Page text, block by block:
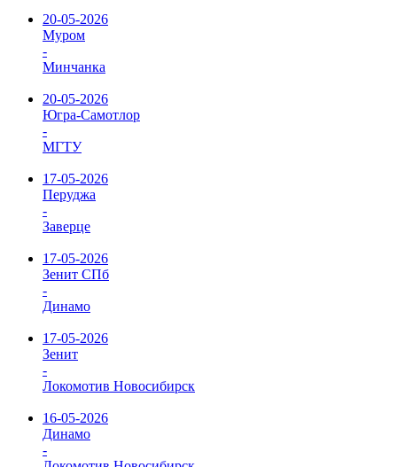
20-05-2026
Муром
-
Минчанка
20-05-2026
Югра-Самотлор
-
МГТУ
17-05-2026
Перуджа
-
Заверце
17-05-2026
Зенит СПб
-
Динамо
17-05-2026
Зенит
-
Локомотив Новосибирск
16-05-2026
Динамо
-